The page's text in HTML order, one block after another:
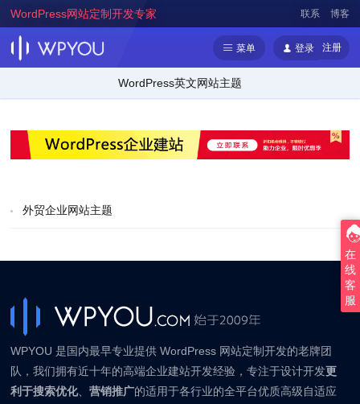
WordPress网站定制开发专家 联系 博客
菜单 登录 注册
WordPress英文网站主题
外贸企业网站主题
WPYOU 是国内最早专业提供 WordPress 网站定制开发的老牌团
队，我们拥有近十年的高端企业建站开发经验，专注于设计开发更
利于搜索优化、营销推广的适用于各行业的全平台优质高级自适应
在
线
客
服